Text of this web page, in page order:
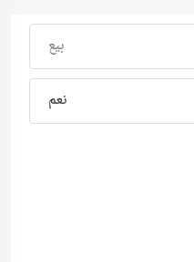
بيع
نعم